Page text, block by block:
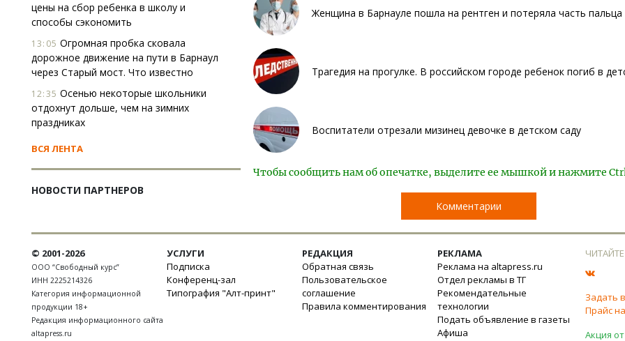
цены на сбор ребенка в школу и
способы сэкономить
13:05 Огромная пробка сковала
дорожное движение на пути в Барнаул
через Старый мост. Что известно
12:35 Осенью некоторые школьники
отдохнут дольше, чем на зимних
праздниках
ВСЯ ЛЕНТА
НОВОСТИ ПАРТНЕРОВ
Женщина в Барнауле пошла на рентген и потеряла часть пальца
Трагедия на прогулке. В российском городе ребенок погиб в
Воспитатели отрезали мизинец девочке в детском саду
Чтобы сообщить нам об опечатке, выделите ее мышкой и нажмите
Комментарии
© 2001-2026
ООО “Свободный курс”
ИНН 2225214326
Категория информационной
продукции 18+
Редакция информационного сайта
altapress.ru
УСЛУГИ
Подписка
Конференц-зал
Типография "Алт-принт"
РЕДАКЦИЯ
Обратная связь
Пользовательское
соглашение
Правила комментирования
РЕКЛАМА
Реклама на altapress.ru
Отдел рекламы в ТГ
Рекомендательные
технологии
Подать объявление в газеты
Афиша
Задать
Прайс
Акция